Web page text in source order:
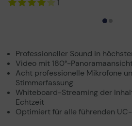
1
Professioneller Sound in
Video mit 180°-
Acht professionelle Mikrofone
Stimmerfassung
Whiteboard-Streaming der
Echtzeit
Optimiert für alle führenden